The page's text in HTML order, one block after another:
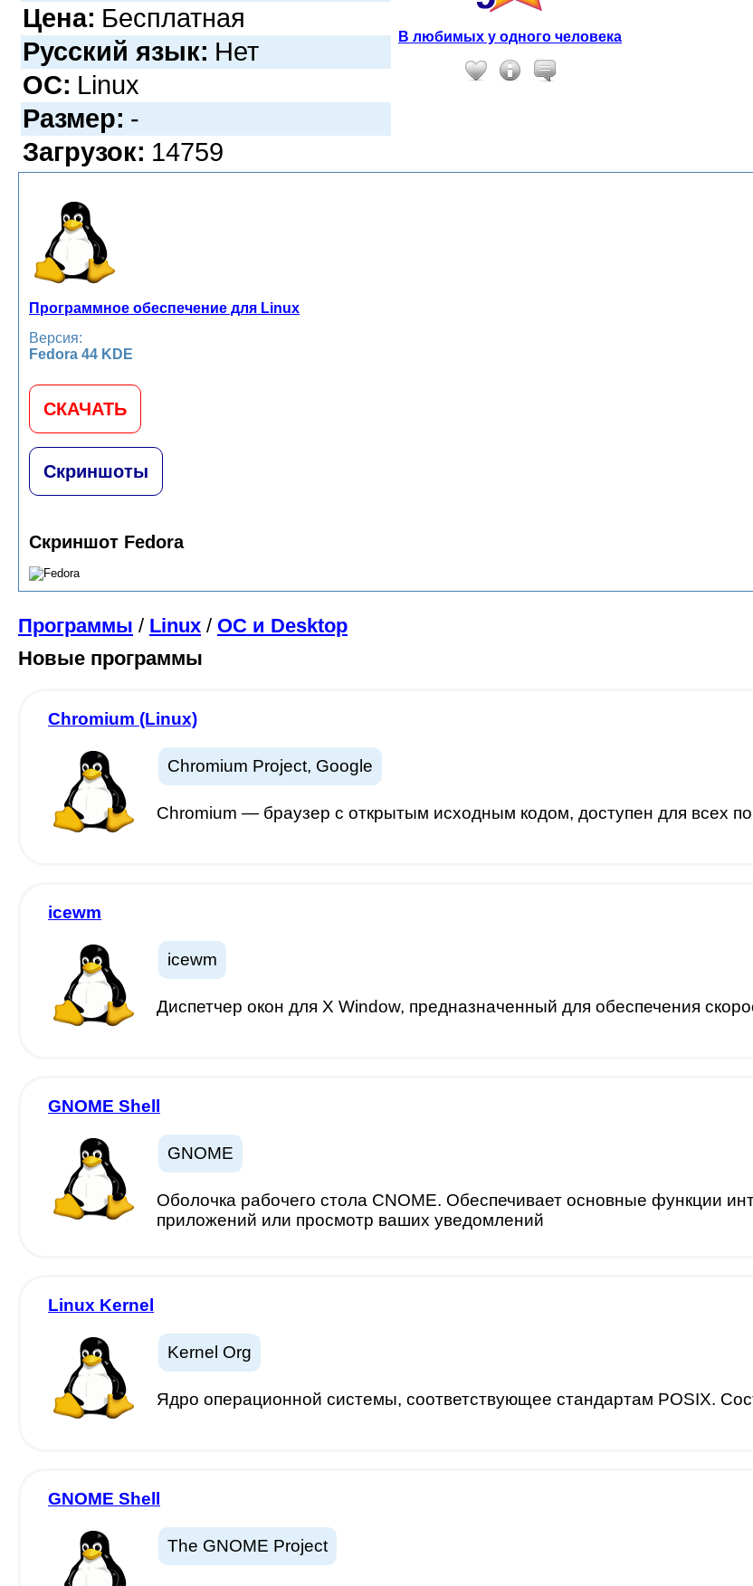
Цена: Бесплатная
Русский язык: Нет
ОС: Linux
Размер: -
Загрузок: 14759
В любимых у одного человека
Программное обеспечение для Linux
Версия:
Fedora 44 KDE
СКАЧАТЬ
Скриншоты
Скриншот Fedora
Программы / Linux / ОС и Desktop
Новые программы
Chromium (Linux)
Chromium Project, Google
Chromium — браузер с открытым исходным кодом, доступен для всех
icewm
icewm
Диспетчер окон для X Window, предназначенный для обеспечения
GNOME Shell
GNOME
Оболочка рабочего стола CNOME. Обеспечивает основные функции
приложений или просмотр ваших уведомлений
Linux Kernel
Kernel Org
Ядро операционной системы, соответствующее стандартам POSIX.
GNOME Shell
The GNOME Project